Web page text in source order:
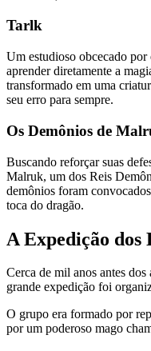
Tarlk
Um estudioso obcecado
aprender diretamente a
transformado em uma
seu erro para sempre.
Os Demônios de
Buscando reforçar suas
Malruk, um dos Reis
demônios foram
toca do dragão.
A Expedição dos
Cerca de mil anos antes
grande expedição foi
O grupo era formado por
por um poderoso mago